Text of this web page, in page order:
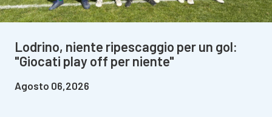
Lodrino, niente ripescaggio per un gol:
"Giocati play off per niente"
Agosto 06,2026